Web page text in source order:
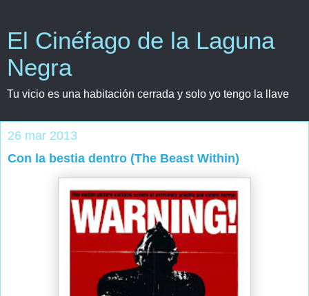
El Cinéfago de la Laguna
Negra
Tu vicio es una habitación cerrada y solo yo tengo la llave
26 mar 2013
Con la bestia dentro (The Beast Within)